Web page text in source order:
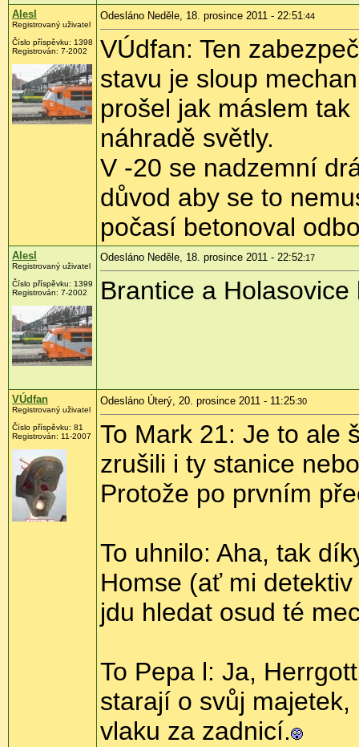
Alesl
Registrovaný uživatel
Číslo příspěvku: 1398
Registrován: 7-2002
Odesláno Neděle, 18. prosince 2011 - 22:51:44
VÚdfan: Ten
stavu je sloup
prošel jak máslem
náhradě světly.
V -20 se nadzemní
důvod aby se to
počasí betonoval
Alesl
Registrovaný uživatel
Číslo příspěvku: 1399
Registrován: 7-2002
Odesláno Neděle, 18. prosince 2011 - 22:52:17
Brantice a Holasovice
VÚdfan
Registrovaný uživatel
Číslo příspěvku: 81
Registrován: 11-2007
Odesláno Úterý, 20. prosince 2011 - 11:25:30
To Mark 21: Je to ale
zrušili i ty stanice
Protože po prvním
To uhnilo: Aha, tak
Homse (ať mi
jdu hledat osud té
To Pepa l: Ja,
starají o svůj
vlaku za zadnicí.